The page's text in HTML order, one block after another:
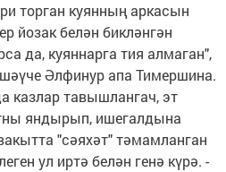
торган куянның аркасын
йозак белән бикләнгән
да, куяннарга тия алмаган",
Әлфинур апа Тимершина.
казлар тавышлангач, эт
яндырып, ишегалдына
"сәяхәт" тәмамланган
ул иртә белән генә күрә. -